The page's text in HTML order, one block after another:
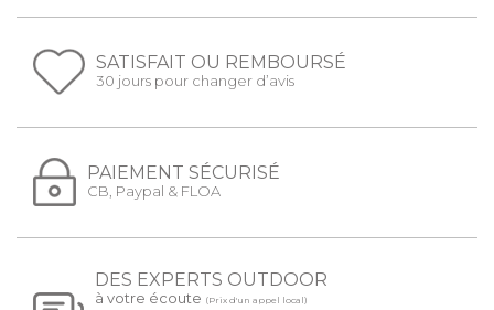
SATISFAIT OU REMBOURSÉ
30 jours pour changer d’avis
PAIEMENT SÉCURISÉ
CB, Paypal & FLOA
DES EXPERTS OUTDOOR
à votre écoute (Prix d'un appel local)